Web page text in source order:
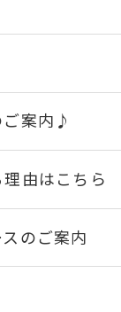
ご案内♪
由はこちら
のご案内